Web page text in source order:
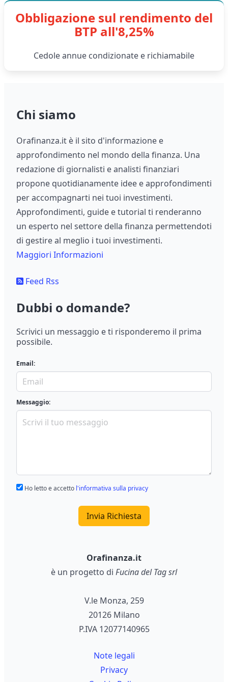
Obbligazione sul rendimento del
BTP all'8,25%
Cedole annue condizionate e richiamabile
Chi siamo
Orafinanza.it è il sito d'informazione e
approfondimento nel mondo della finanza. Una
redazione di giornalisti e analisti finanziari
propone quotidianamente idee e approfondimenti
per accompagnarti nei tuoi investimenti.
Approfondimenti, guide e tutorial ti renderanno
un esperto nel settore della finanza permettendoti
di gestire al meglio i tuoi investimenti.
Maggiori Informazioni
Feed Rss
Dubbi o domande?
Scrivici un messaggio e ti risponderemo il prima
possibile.
Email:
Messaggio:
Ho letto e accetto l'informativa sulla privacy
Invia Richiesta
Orafinanza.it
è un progetto di Fucina del Tag srl
V.le Monza, 259
20126 Milano
P.IVA 12077140965
Note legali
Privacy